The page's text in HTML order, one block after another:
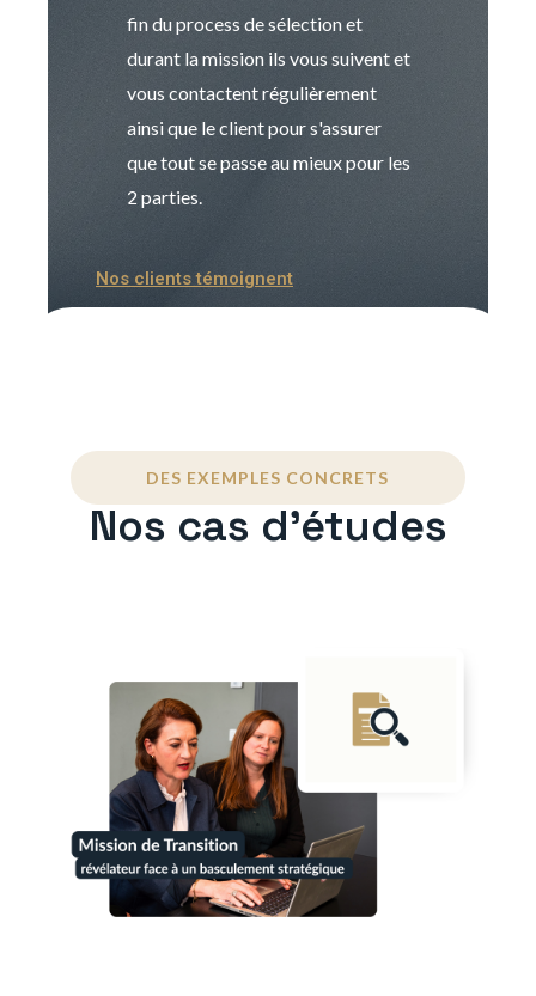
fin du process de sélection et
durant la mission ils vous suivent et
vous contactent régulièrement
ainsi que le client pour s'assurer
que tout se passe au mieux pour les
2 parties.
Nos clients témoignent
DES EXEMPLES CONCRETS
Nos cas d'études